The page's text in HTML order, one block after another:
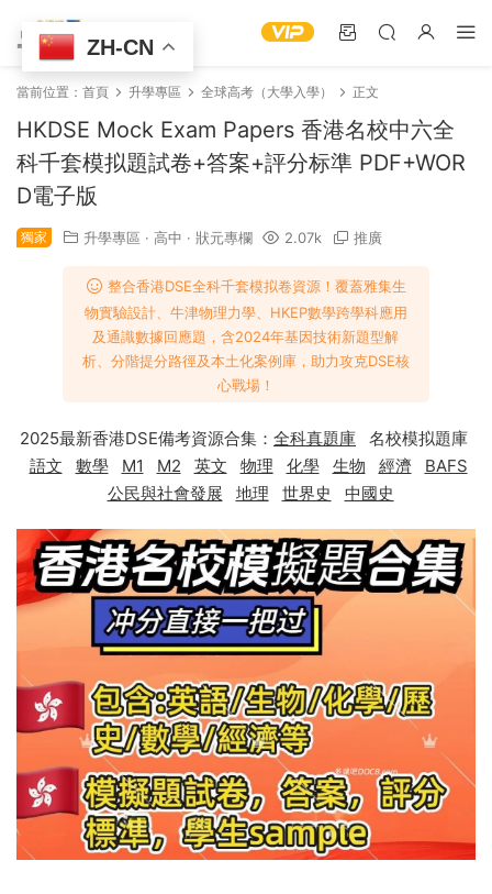
當前位置： 首頁 升學專區 全球高考（大學入學） 正文
HKDSE Mock Exam Papers 香港名校中六全
科千套模拟題試卷+答案+評分标準 PDF+WOR
D電子版
獨家 升學專區 · 高中 · 狀元專欄 2.07k 推廣
整合香港DSE全科千套模拟卷資源！覆蓋雅集生
物實驗設計、牛津物理力學、HKEP數學跨學科應用
及通識數據回應題，含2024年基因技術新題型解
析、分階提分路徑及本土化案例庫，助力攻克DSE核
心戰場！
2025最新香港DSE備考資源合集： 全科真題庫 名校模拟題庫
語文
數學 M1 M2 英文 物理 化學 生物 經濟
BAFS
公民與社會發展
地理 世界史 中國史
ZH-CN